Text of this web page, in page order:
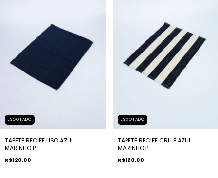
ESGOTADO
TAPETE RECIFE LISO AZUL
MARINHO P
R$120,00
ESGOTADO
TAPETE RECIFE CRU E AZUL
MARINHO P
R$120,00